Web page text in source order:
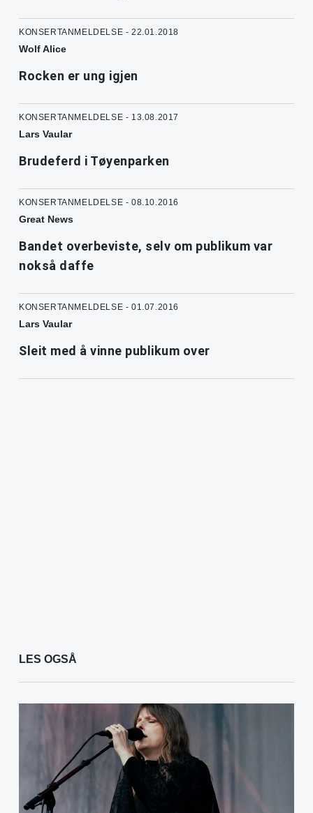
KONSERTANMELDELSE - 22.01.2018
Wolf Alice
Rocken er ung igjen
KONSERTANMELDELSE - 13.08.2017
Lars Vaular
Brudeferd i Tøyenparken
KONSERTANMELDELSE - 08.10.2016
Great News
Bandet overbeviste, selv om publikum var
nokså daffe
KONSERTANMELDELSE - 01.07.2016
Lars Vaular
Sleit med å vinne publikum over
LES OGSÅ